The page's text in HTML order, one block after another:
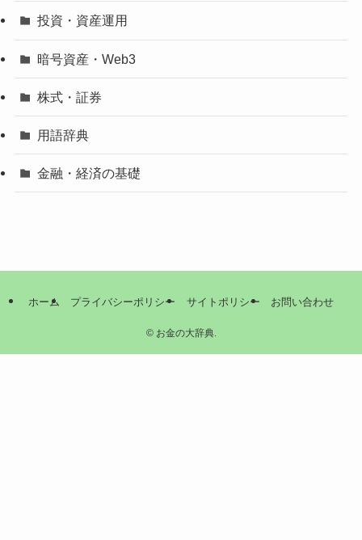
投資・資産運用
暗号資産・Web3
株式・証券
用語辞典
金融・経済の基礎
ホーム プライバシーポリシー サイトポリシー お問い合わせ
©お金の大辞典.